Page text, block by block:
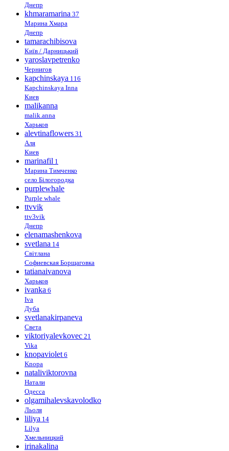
Днепр
khmaramarina 37
Марина Хмара
Днепр
tamarachibisova
Київ / Дарницький
yaroslavpetrenko
Чернигов
kapchinskaya 116
Kapchinskaya Inna
Киев
malikanna
malik.anna
Харьков
alevtinaflowers 31
Аля
Киев
marinafil 1
Марина Тимченко
село Білогородка
purplewhale
Purple whale
ttvvik
ttv3vik
Днепр
elenamashenkova
svetlana 14
Світлана
Софиевская Борщаговка
tatianaivanova
Харьков
ivanka 6
Iva
Дуба
svetlanakirpaneva
Света
viktoriyalevkovec 21
Vika
knopaviolet 6
Knopa
nataliviktorovna
Натали
Одесса
olgamihalevskavolodko
Льоля
liliya 14
Lilya
Хмельницкий
irinakalina